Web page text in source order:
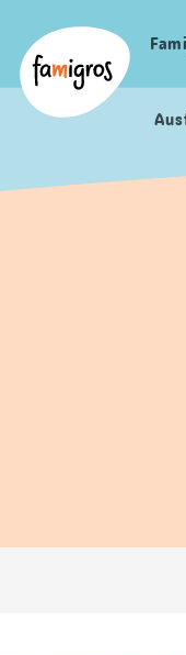
Navigation
Logo